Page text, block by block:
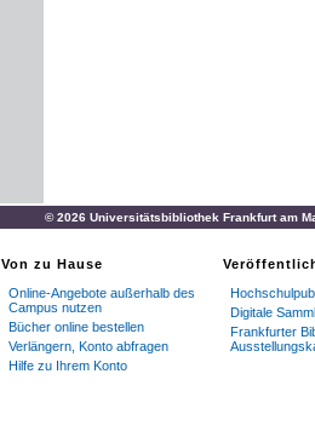
© 2026 Universitätsbibliothek Frankfurt am
Von zu Hause
Online-Angebote außerhalb des
Campus nutzen
Bücher online bestellen
Verlängern, Konto abfragen
Hilfe zu Ihrem Konto
Digitale
Frankfurter